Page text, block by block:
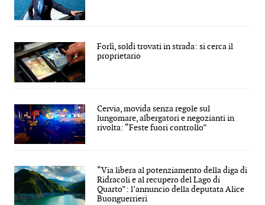
Forlì, soldi trovati in strada: si cerca il
proprietario
Cervia, movida senza regole sul
lungomare, albergatori e negozianti in
rivolta: “Feste fuori controllo”
“Via libera al potenziamento della diga di
Ridracoli e al recupero del Lago di
Quarto”: l’annuncio della deputata Alice
Buonguerrieri